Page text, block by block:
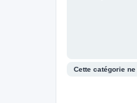
Cette catégorie